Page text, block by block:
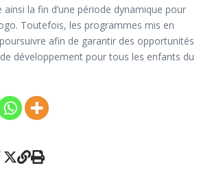
la fin d’une période dynamique pour
Toutefois, les programmes mis en
afin de garantir des opportunités
développement pour tous les enfants du